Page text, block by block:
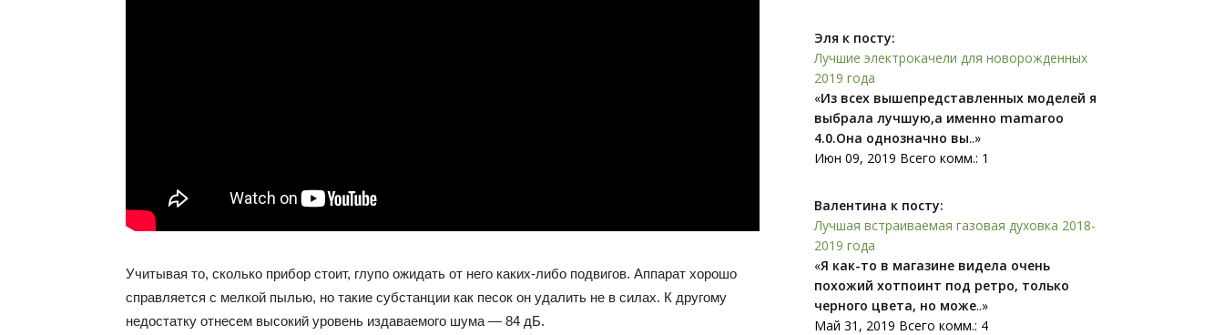
Учитывая то, сколько прибор стоит, глупо ожидать от него каких-либо подвигов. Аппарат хорошо
справляется с мелкой пылью, но такие субстанции как песок он удалить не в силах. К другому
недостатку отнесем высокий уровень издаваемого шума — 84 дБ.
Эля к посту:
Лучшие электрокачели для новорожденных
2019 года
«Из всех вышепредставленных моделей я
выбрала лучшую,а именно mamaroo
4.0.Она однозначно вы..»
Июн 09, 2019 Всего комм.: 1
Валентина к посту:
Лучшая встраиваемая газовая духовка 2018-
2019 года
«Я как-то в магазине видела очень
похожий xoтпоинт под ретро, только
черного цвета, но може..»
Май 31, 2019 Всего комм.: 4